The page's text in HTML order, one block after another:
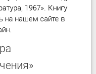
1967». Книгу
на нашем сайте в